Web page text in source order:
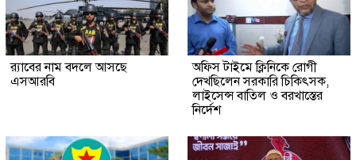
র‍্যাবের নাম বদলে আসছে
এসআরবি
অফিস টাইমে ক্লিনিকে রোগী
দেখছিলেন সরকারি চিকিৎসক,
লাইসেন্স বাতিল ও বরখাস্তের
নির্দেশ